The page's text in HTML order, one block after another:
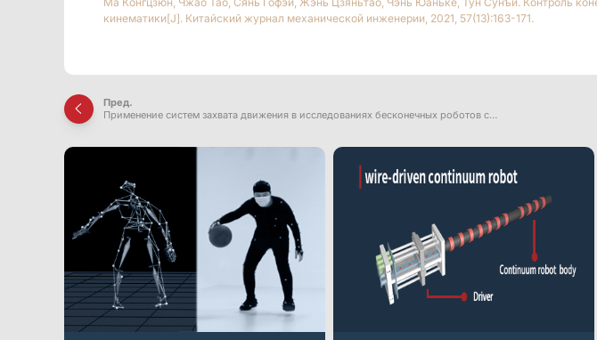
кинематики[J]. Китайский журнал механической инженерии, 2021, 57(13):163-171.
Пред.
Применение систем захвата движения в исследованиях бесконечных роботов с